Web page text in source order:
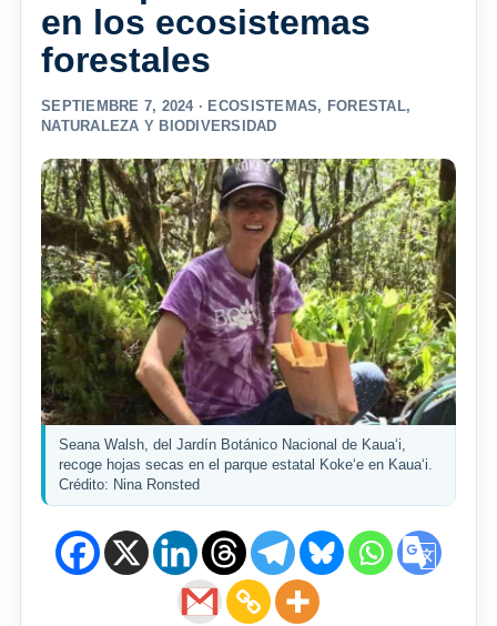
en los ecosistemas
forestales
SEPTIEMBRE 7, 2024 · ECOSISTEMAS, FORESTAL,
NATURALEZA Y BIODIVERSIDAD
Seana Walsh, del Jardín Botánico Nacional de Kauaʻi,
recoge hojas secas en el parque estatal Kokeʻe en Kauaʻi.
Crédito: Nina Ronsted